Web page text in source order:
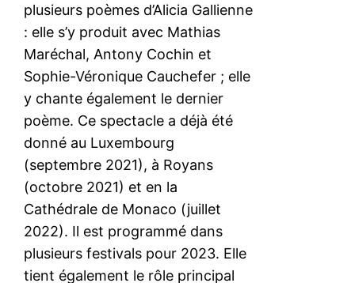
plusieurs poèmes d’Alicia Gallienne
: elle s’y produit avec Mathias
Maréchal, Antony Cochin et
Sophie-Véronique Cauchefer ; elle
y chante également le dernier
poème. Ce spectacle a déjà été
donné au Luxembourg
(septembre 2021), à Royans
(octobre 2021) et en la
Cathédrale de Monaco (juillet
2022). Il est programmé dans
plusieurs festivals pour 2023. Elle
tient également le rôle principal